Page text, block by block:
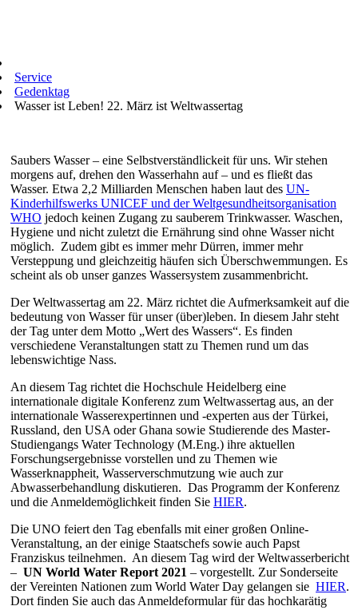
Service
Gedenktag
Wasser ist Leben! 22. März ist Weltwassertag
Saubers Wasser – eine Selbstverständlickeit für uns. Wir stehen
morgens auf, drehen den Wasserhahn auf – und es fließt das
Wasser. Etwa 2,2 Milliarden Menschen haben laut des UN-
Kinderhilfswerks UNICEF und der Weltgesundheitsorganisation
WHO jedoch keinen Zugang zu sauberem Trinkwasser. Waschen,
Hygiene und nicht zuletzt die Ernährung sind ohne Wasser nicht
möglich. Zudem gibt es immer mehr Dürren, immer mehr
Versteppung und gleichzeitig häufen sich Überschwemmungen. Es
scheint als ob unser ganzes Wassersystem zusammenbricht.
Der Weltwassertag am 22. März richtet die Aufmerksamkeit auf die
bedeutung von Wasser für unser (über)leben. In diesem Jahr steht
der Tag unter dem Motto „Wert des Wassers“. Es finden
verschiedene Veranstaltungen statt zu Themen rund um das
lebenswichtige Nass.
An diesem Tag richtet die Hochschule Heidelberg eine
internationale digitale Konferenz zum Weltwassertag aus, an der
internationale Wasserexpertinnen und -experten aus der Türkei,
Russland, den USA oder Ghana sowie Studierende des Master-
Studiengangs Water Technology (M.Eng.) ihre aktuellen
Forschungsergebnisse vorstellen und zu Themen wie
Wasserknappheit, Wasserverschmutzung wie auch zur
Abwasserbehandlung diskutieren. Das Programm der Konferenz
und die Anmeldemöglichkeit finden Sie HIER.
Die UNO feiert den Tag ebenfalls mit einer großen Online-
Veranstaltung, an der einige Staatschefs sowie auch Papst
Franziskus teilnehmen. An diesem Tag wird der Weltwasserbericht
– UN World Water Report 2021 – vorgestellt. Zur Sonderseite
der Vereinten Nationen zum World Water Day gelangen sie HIER.
Dort finden Sie auch das Anmeldeformular für das hochkarätig